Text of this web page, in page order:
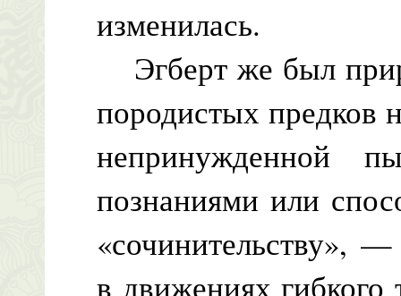
изменилась.
Эгберт же был
породистых предков
непринужденной
познаниями или
«сочинительству»,
в движениях гибкого